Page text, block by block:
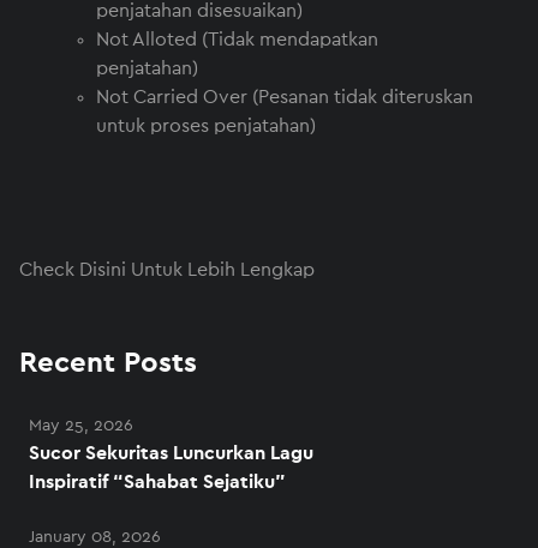
penjatahan disesuaikan)
Not Alloted (Tidak mendapatkan
penjatahan)
Not Carried Over (Pesanan tidak diteruskan
untuk proses penjatahan)
Check Disini Untuk Lebih Lengkap
Recent Posts
May 25, 2026
Sucor Sekuritas Luncurkan Lagu
Inspiratif “Sahabat Sejatiku”
January 08, 2026